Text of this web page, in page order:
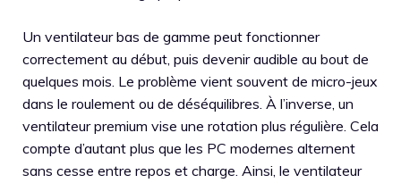
Un ventilateur bas de gamme peut fonctionner
correctement au début, puis devenir audible au bout de
quelques mois. Le problème vient souvent de micro-jeux
dans le roulement ou de déséquilibres. À l’inverse, un
ventilateur premium vise une rotation plus régulière. Cela
compte d’autant plus que les PC modernes alternent
sans cesse entre repos et charge. Ainsi, le ventilateur